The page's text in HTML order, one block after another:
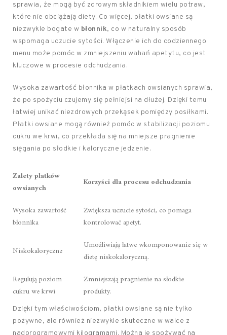
sprawia, że mogą być zdrowym składnikiem wielu potraw,
które nie obciążają diety. Co więcej, płatki owsiane są
niezwykle bogate w błonnik, co w naturalny sposób
wspomaga uczucie sytości. Włączenie ich do codziennego
menu może pomóc w zmniejszeniu wahań apetytu, co jest
kluczowe w procesie odchudzania.
Wysoka zawartość błonnika w płatkach owsianych sprawia,
że po spożyciu czujemy się pełniejsi na dłużej. Dzięki temu
łatwiej unikać niezdrowych przekąsek pomiędzy posiłkami.
Płatki owsiane mogą również pomóc w stabilizacji poziomu
cukru we krwi, co przekłada się na mniejsze pragnienie
sięgania po słodkie i kaloryczne jedzenie.
Zalety płatków
owsianych
Korzyści dla procesu odchudzania
Wysoka zawartość
błonnika
Zwiększa uczucie sytości, co pomaga
kontrolować apetyt.
Niskokaloryczne
Umożliwiają łatwe wkomponowanie się w
dietę niskokaloryczną.
Regulują poziom
cukru we krwi
Zmniejszają pragnienie na słodkie
produkty.
Dzięki tym właściwościom, płatki owsiane są nie tylko
pożywne, ale również niezwykle skuteczne w walce z
nadprogramowymi kilogramami. Można je spożywać na